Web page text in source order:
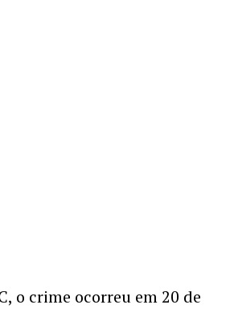
o crime ocorreu em 20 de